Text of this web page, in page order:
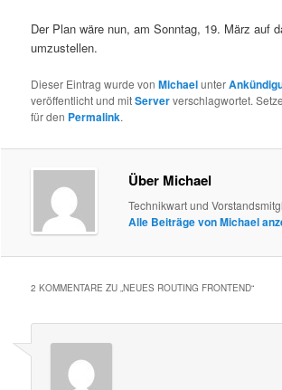
Der Plan wäre nun, am Sonntag, 19. März auf
umzustellen.
Dieser Eintrag wurde vonMichaelunter
veröffentlicht und mitSerververschlagwortet.
für den Permalink.
Über Michael
Technikwart und
Alle Beiträge von Michael
2 KOMMENTARE ZU „NEUES ROUTING FRONTEND“